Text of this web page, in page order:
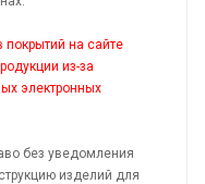
на сайте
из-за
электронных
без уведомления
изделий для